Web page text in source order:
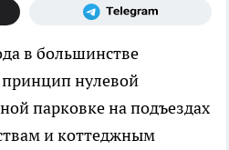
в большинстве
принцип нулевой
парковке на подъездах
и коттеджным